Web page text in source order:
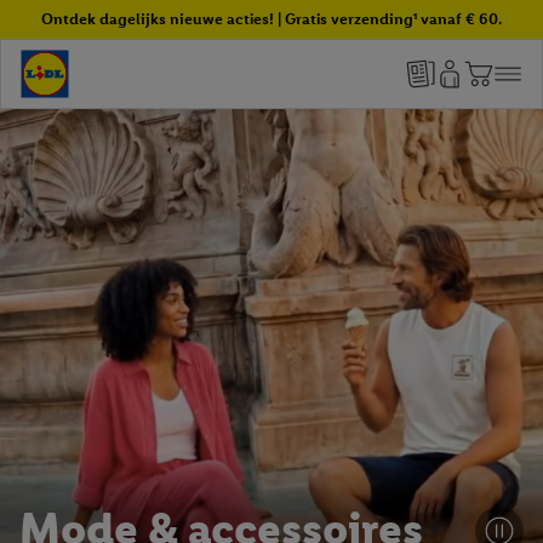
Ontdek dagelijks nieuwe acties! | Gratis verzending¹ vanaf € 60.
Mode & accessoires